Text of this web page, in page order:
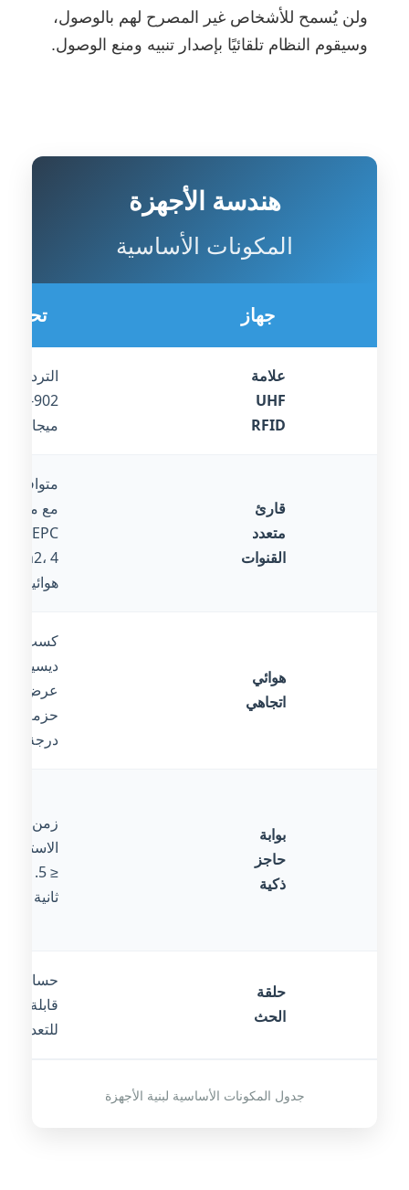
ولن يُسمح للأشخاص غير المصرح لهم بالوصول،
وسيقوم النظام تلقائيًا بإصدار تنبيه ومنع الوصول.
هندسة الأجهزة
المكونات الأساسية
جهاز تحديد
علامة
UHF
RFID
التردد:
ميجاهرتز
قارئ
متعدد
القنوات
متوافق
مع معيار
EPC
Gen2، 4
هوائيات
هوائي
اتجاهي
ديسيبل،
عرض
درجة
بوابة
حاجز
ذكية
زمن
الاستجابة
≤ 1.5
ثانية
حلقة
الحث
حساسية
قابلة
للتعديل
جدول المكونات الأساسية لبنية الأجهزة